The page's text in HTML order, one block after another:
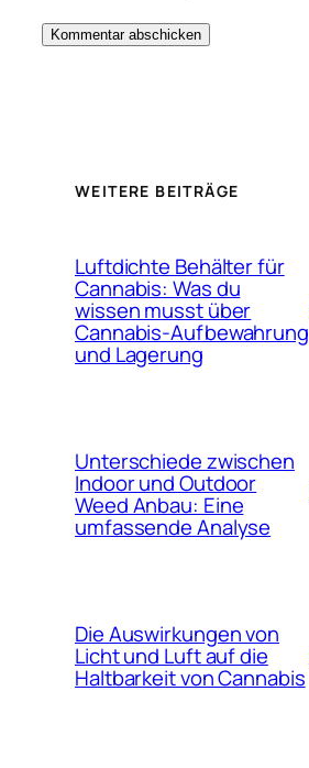
WEITERE BEITRÄGE
Luftdichte Behälter für
Cannabis: Was du
wissen musst über
Cannabis-Aufbewahrung
und Lagerung
Unterschiede zwischen
Indoor und Outdoor
Weed Anbau: Eine
umfassende Analyse
Die Auswirkungen von
Licht und Luft auf die
Haltbarkeit von Cannabis